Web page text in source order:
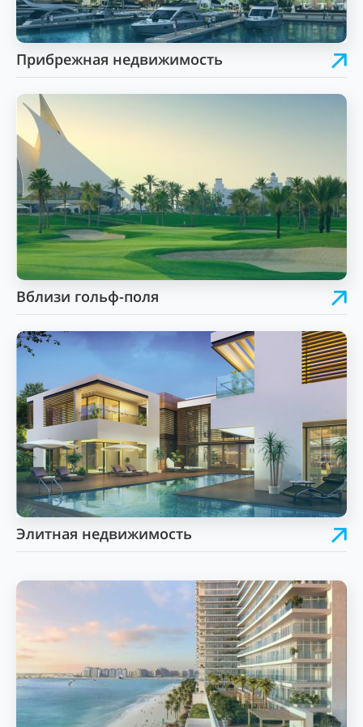
Прибрежная недвижимость
Вблизи гольф-поля
Элитная недвижимость